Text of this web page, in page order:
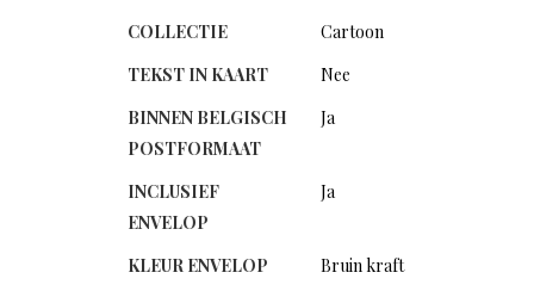
COLLECTIE
Cartoon
TEKST IN KAART
Nee
BINNEN BELGISCH
POSTFORMAAT
Ja
INCLUSIEF
ENVELOP
Ja
KLEUR ENVELOP
Bruin kraft